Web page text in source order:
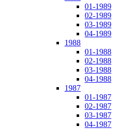
01-1989
02-1989
03-1989
04-1989
1988
01-1988
02-1988
03-1988
04-1988
1987
01-1987
02-1987
03-1987
04-1987